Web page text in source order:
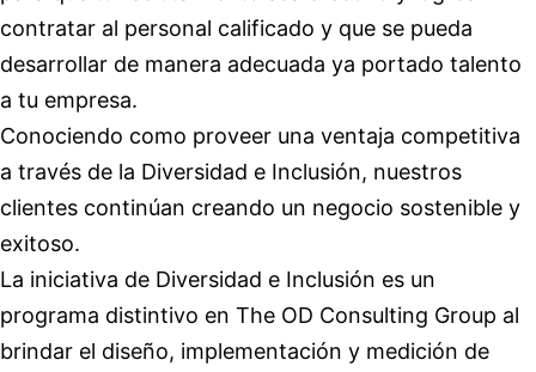
contratar al personal calificado y que se pueda
desarrollar de manera adecuada ya portado talento
a tu empresa.
Conociendo como proveer una ventaja competitiva
a través de la Diversidad e Inclusión, nuestros
clientes continúan creando un negocio sostenible y
exitoso.
La iniciativa de Diversidad e Inclusión es un
programa distintivo en The OD Consulting Group al
brindar el diseño, implementación y medición de